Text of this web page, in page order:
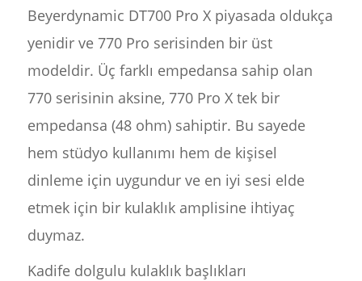
Beyerdynamic DT700 Pro X piyasada oldukça
yenidir ve 770 Pro serisinden bir üst
modeldir. Üç farklı empedansa sahip olan
770 serisinin aksine, 770 Pro X tek bir
empedansa (48 ohm) sahiptir. Bu sayede
hem stüdyo kullanımı hem de kişisel
dinleme için uygundur ve en iyi sesi elde
etmek için bir kulaklık amplisine ihtiyaç
duymaz.
Kadife dolgulu kulaklık başlıkları